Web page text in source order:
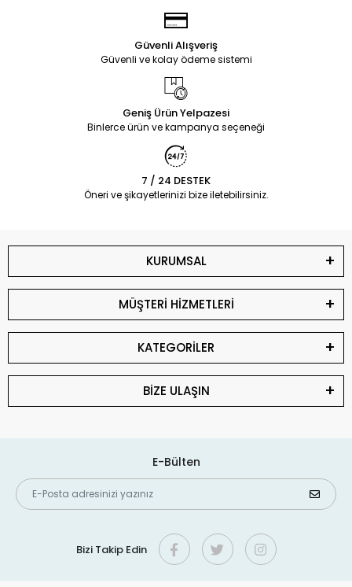
Güvenli Alışveriş
Güvenli ve kolay ödeme sistemi
Geniş Ürün Yelpazesi
Binlerce ürün ve kampanya seçeneği
7 / 24 DESTEK
Öneri ve şikayetlerinizi bize iletebilirsiniz.
KURUMSAL
MÜŞTERİ HİZMETLERİ
KATEGORİLER
BİZE ULAŞIN
E-Bülten
Bizi Takip Edin